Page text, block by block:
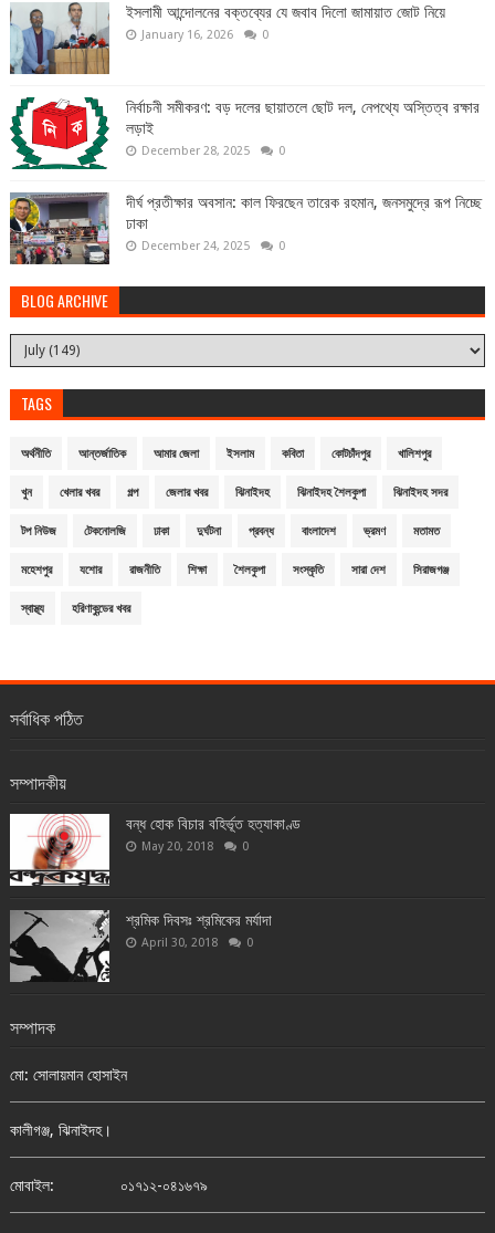
ইসলামী আন্দোলনের বক্তব্যের যে জবাব দিলো জামায়াত জোট নিয়ে
January 16, 2026 0
নির্বাচনী সমীকরণ: বড় দলের ছায়াতলে ছোট দল, নেপথ্যে অস্তিত্ব রক্ষার
লড়াই
December 28, 2025 0
দীর্ঘ প্রতীক্ষার অবসান: কাল ফিরছেন তারেক রহমান, জনসমুদ্রে রূপ নিচ্ছে
ঢাকা
December 24, 2025 0
BLOG ARCHIVE
TAGS
অর্থনীতি আন্তর্জাতিক আমার জেলা ইসলাম কবিতা কোটচাঁদপুর খালিশপুর
খুন খেলার খবর গল্প জেলার খবর ঝিনাইদহ ঝিনাইদহ শৈলকুপা ঝিনাইদহ সদর
টপ নিউজ টেকনোলজি ঢাকা দুর্ঘটনা প্রবন্ধ বাংলাদেশ ভ্রমণ মতামত
মহেশপুর যশোর রাজনীতি শিক্ষা শৈলকুপা সংস্কৃতি সারা দেশ সিরাজগঞ্জ
স্বাস্থ্য হরিণাকুন্ডের খবর
সর্বাধিক পঠিত
সম্পাদকীয়
বন্ধ হোক বিচার বহির্ভূত হত্যাকাণ্ড
May 20, 2018 0
শ্রমিক দিবসঃ শ্রমিকের মর্যাদা
April 30, 2018 0
সম্পাদক
মো: সোলায়মান হোসাইন
কালীগঞ্জ, ঝিনাইদহ।
মোবাইল: ০১৭১২-০৪১৬৭৯